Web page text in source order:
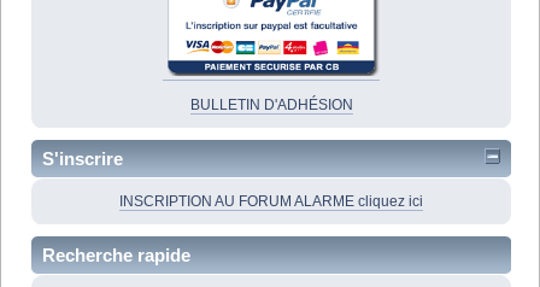
BULLETIN D'ADHÉSION
S'inscrire
INSCRIPTION AU FORUM ALARME cliquez ici
Recherche rapide